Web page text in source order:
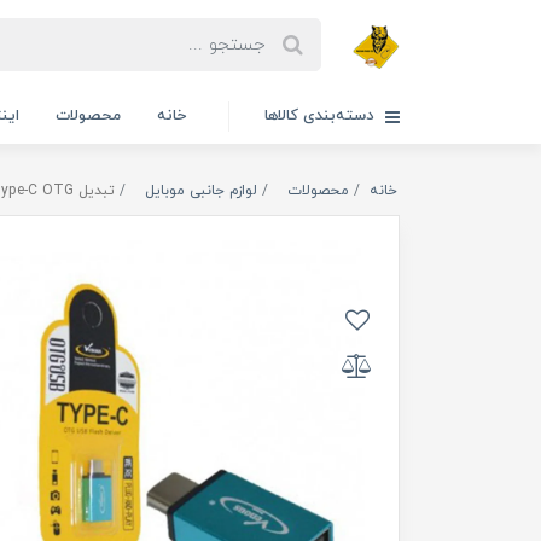
دسته‌بندی کالاها خانه محصولات
خانه محصولات لوازم جانبی موبایل تبدیل Type-C OTGبرند Venous مدل PV-958